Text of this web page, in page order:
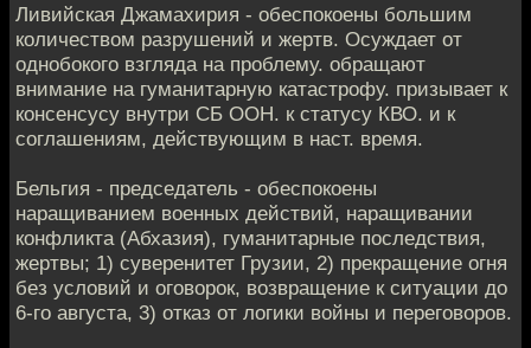
Ливийская Джамахирия - обеспокоены большим
количеством разрушений и жертв. Осуждает от
однобокого взгляда на проблему. обращают
внимание на гуманитарную катастрофу. призывает к
консенсусу внутри СБ ООН. к статусу КВО. и к
соглашениям, действующим в наст. время.
Бельгия - председатель - обеспокоены
наращиванием военных действий, наращивании
конфликта (Абхазия), гуманитарные последствия,
жертвы; 1) суверенитет Грузии, 2) прекращение огня
без условий и оговорок, возвращение к ситуации до
6-го августа, 3) отказ от логики войны и переговоров.